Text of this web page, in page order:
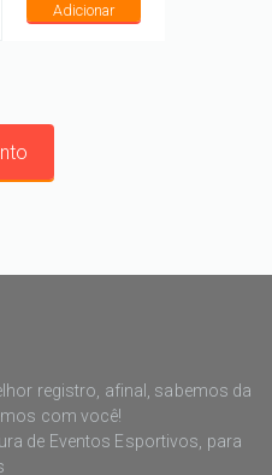
Adicionar
registro, afinal, sabemos da
com você!
de Eventos Esportivos, para